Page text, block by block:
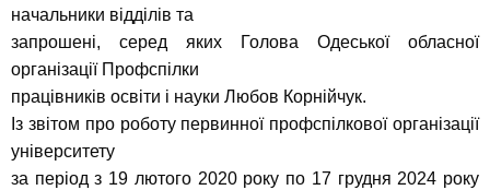
начальники відділів та
запрошені, серед яких Голова Одеської обласної
організації Профспілки
працівників освіти і науки Любов Корнійчук.
Із звітом про роботу первинної профспілкової організації
університету
за період з 19 лютого 2020 року по 17 грудня 2024 року